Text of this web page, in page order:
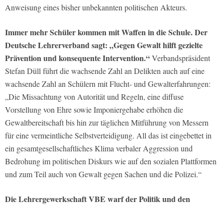
Anweisung eines bisher unbekannten politischen Akteurs.
Immer mehr Schüler kommen mit Waffen in die Schule. Der
Deutsche Lehrerverband sagt: „Gegen Gewalt hilft gezielte
Prävention und konsequente Intervention.“Verbandspräsident
Stefan Düll führt die wachsende Zahl an Delikten auch auf eine
wachsende Zahl an Schülern mit Flucht- und Gewalterfahrungen:
„Die Missachtung von Autorität und Regeln, eine diffuse
Vorstellung von Ehre sowie Imponiergehabe erhöhen die
Gewaltbereitschaft bis hin zur täglichen Mitführung von Messern
für eine vermeintliche Selbstverteidigung. All das ist eingebettet in
ein gesamtgesellschaftliches Klima verbaler Aggression und
Bedrohung im politischen Diskurs wie auf den sozialen Plattformen
und zum Teil auch von Gewalt gegen Sachen und die Polizei.“
Die Lehrergewerkschaft VBE warf der Politik und den